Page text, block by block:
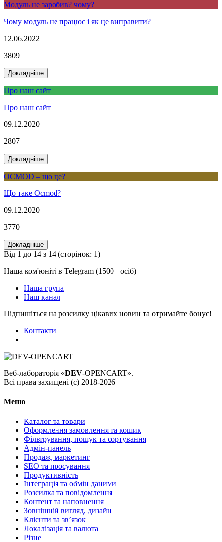
Модуль не заробив? чому?
Чому модуль не працює і як це виправити?
12.06.2022
3809
Докладніше
Про наш сайт
Про наш сайт
09.12.2020
2807
Докладніше
OCMOD – що це?
Що таке Ocmod?
09.12.2020
3770
Докладніше
Від 1 до 14 з 14 (сторінок: 1)
Наша ком'юніті в Telegram (1500+ осіб)
Наша група
Наш канал
Підпишіться на розсилку цікавих новин та отримайте бонус!
Контакти
Веб-лабораторія «DEV-OPENCART».
Всі права захищені (с) 2018-2026
Меню
Каталог та товари
Оформлення замовлення та кошик
Фільтрування, пошук та сортування
Адмін-панель
Продаж, маркетинг
SEO та просування
Продуктивність
Інтеграція та обмін даними
Розсилка та повідомлення
Контент та наповнення
Зовнішній вигляд, дизайн
Клієнти та звʼязок
Локалізація та валюта
Різне